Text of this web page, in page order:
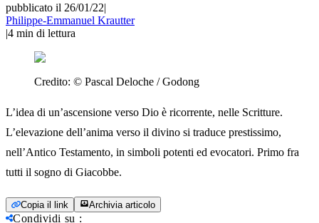
pubblicato il 26/01/22|
Philippe-Emmanuel Krautter
|4 min di lettura
Credito: © Pascal Deloche / Godong
L’idea di un’ascensione verso Dio è ricorrente, nelle Scritture.
L’elevazione dell’anima verso il divino si traduce prestissimo,
nell’Antico Testamento, in simboli potenti ed evocatori. Primo fra
tutti il sogno di Giacobbe.
Copia il link Archivia articolo
Condividi su :